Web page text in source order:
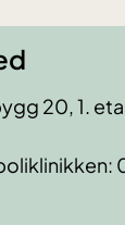
20, 1.